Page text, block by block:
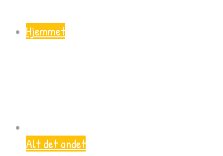
Hjemmet
Alt det andet